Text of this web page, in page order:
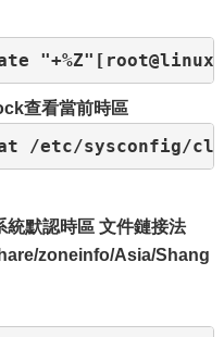
查看當前時區
/etc/sysconfig/
統默認時區 文件鏈接法
zoneinfo/Asia/Shang